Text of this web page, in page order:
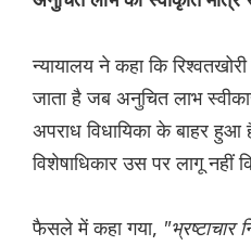
न्यायालय ने कहा कि
जाता है जब अनुचित लाभ
अपराध विधायिका के बाहर हुआ
विशेषाधिकार उस पर लागू नहीं
फैसले में कहा गया, "भ्रष्टाचार